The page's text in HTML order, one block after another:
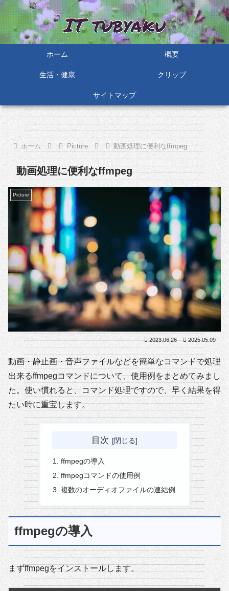
ホーム 概要
生活・健康 クリップ
サイトマップ
ホーム Picture 動画処理に便利なffmpeg
動画処理に便利なffmpeg
Picture
2023.06.26 2025.05.09
動画・静止画・音声ファイルなどを簡単なコマンドで処理
出来るffmpegコマンドについて、使用例をまとめてみまし
た。使い慣れると、コマンド処理ですので、早く結果を得
たい時に重宝します。
目次
ffmpegの導入
ffmpegコマンドの使用例
複数のオーディオファイルの連結例
ffmpegの導入
まずffmpegをインストールします。